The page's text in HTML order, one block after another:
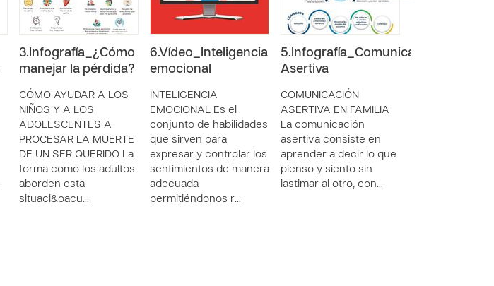
3.Infografía_¿Cómo
manejar la pérdida?
CÓMO AYUDAR A LOS
NIÑOS Y A LOS
ADOLESCENTES A
PROCESAR LA MUERTE
DE UN SER QUERIDO La
forma como los adultos
aborden esta
situaci&oacu…
6.Vídeo_Inteligencia
emocional
INTELIGENCIA
EMOCIONAL Es el
conjunto de habilidades
que sirven para
expresar y controlar los
sentimientos de manera
adecuada
permitiéndonos r…
5.Infografía_Comunicación
Asertiva
COMUNICACIÓN
ASERTIVA EN FAMILIA
La comunicación
asertiva consiste en
aprender a decir lo que
pienso y siento sin
lastimar al otro, con…